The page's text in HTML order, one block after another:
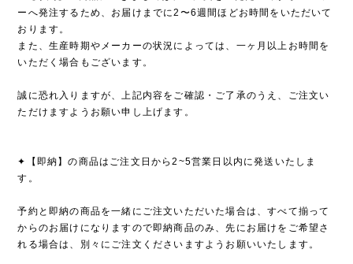
ーへ発注するため、お届けまでに2〜6週間ほどお時間をいただいて
おります。
また、生産時期やメーカーの状況によっては、一ヶ月以上お時間を
いただく場合もございます。
誠に恐れ入りますが、上記内容をご確認・ご了承のうえ、ご注文い
ただけますようお願い申し上げます。
✦【即納】の商品はご注文日から2~5営業日以内に発送いたしま
す。
予約と即納の商品を一緒にご注文いただいた場合は、すべて揃って
からのお届けになりますので即納商品のみ、先にお届けをご希望さ
れる場合は、別々にご注文くださいますようお願いいたします。